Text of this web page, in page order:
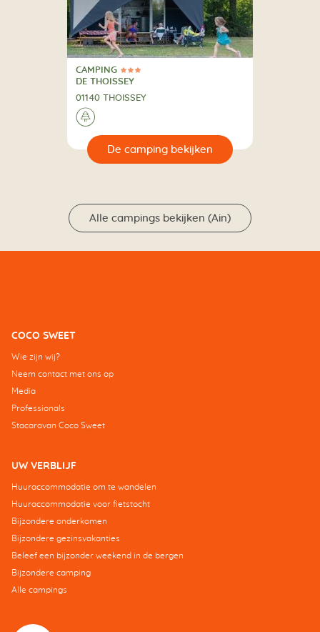
3 Sterren
CAMPING
CAMPING
DE THOISSEY
01140 THOISSEY
🌲
Alle campings bekijken (Ain)
COCO SWEET
Wie zijn wij?
Neem contact met ons op
Media
Professionals
Stacaravan Coco Sweet
UW VERBLIJF
Huuraccommodatie om te wandelen
Huuraccommodatie voor fietstocht
Bijzondere onderkomen
Bijzondere gezinsvakanties
Beleef een bijzonder weekend in de bergen
Bijzondere camping
Alle campings